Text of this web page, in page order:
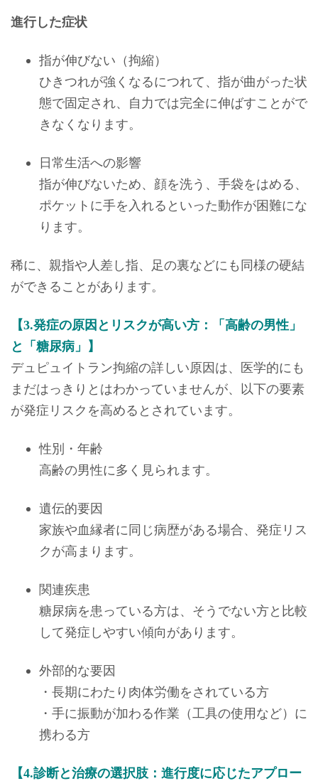
進行した症状
指が伸びない（拘縮）
ひきつれが強くなるにつれて、指が曲がった状
態で固定され、自力では完全に伸ばすことがで
きなくなります。
日常生活への影響
指が伸びないため、顔を洗う、手袋をはめる、
ポケットに手を入れるといった動作が困難にな
ります。
稀に、親指や人差し指、足の裏などにも同様の硬結
ができることがあります。
【3.発症の原因とリスクが高い方：「高齢の男性」
と「糖尿病」】
デュピュイトラン拘縮の詳しい原因は、医学的にも
まだはっきりとはわかっていませんが、以下の要素
が発症リスクを高めるとされています。
性別・年齢
高齢の男性に多く見られます。
遺伝的要因
家族や血縁者に同じ病歴がある場合、発症リス
クが高まります。
関連疾患
糖尿病を患っている方は、そうでない方と比較
して発症しやすい傾向があります。
外部的な要因
・長期にわたり肉体労働をされている方
・手に振動が加わる作業（工具の使用など）に
携わる方
【4.診断と治療の選択肢：進行度に応じたアプロー